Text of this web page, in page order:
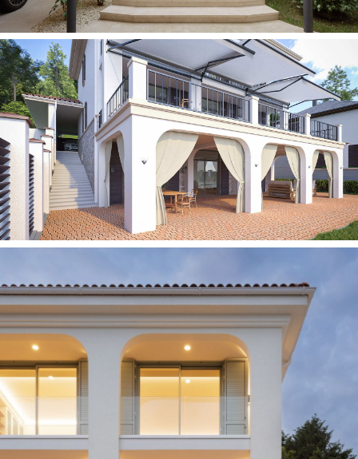
Получение рекламных
и информационных рассылок